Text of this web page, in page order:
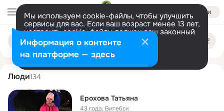
Войти
Мы используем cookie-файлы, чтобы улучшить
сервисы для вас. Если ваш возраст менее 13 лет,
настроить cookie-файлы должен ваш законный
представитель. Больше информации
Разрешить все Настроить
Поиск
людям
tatyana erokhova
Люди134
Ерохова Татьяна
43 года, Витебск
Информация о контенте
на платформе — здесь